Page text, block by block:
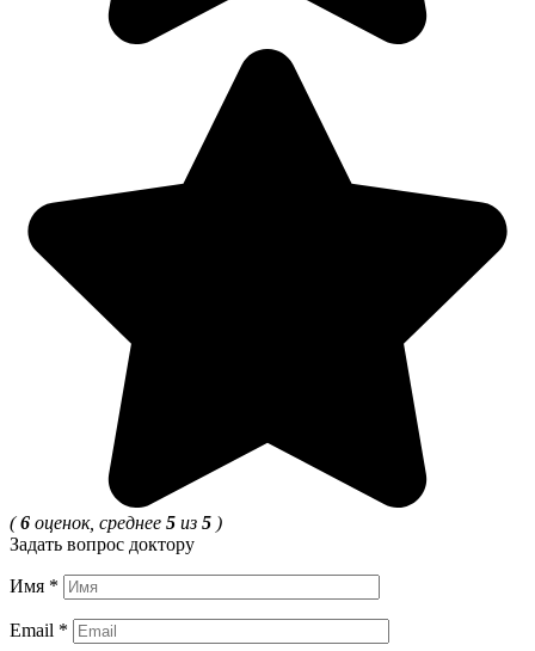
(6 оценок, среднее 5 из 5 )
Задать вопрос доктору
Имя *
Email *